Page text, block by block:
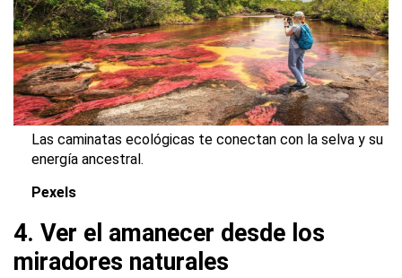
Las caminatas ecológicas te conectan con la selva y su
energía ancestral.
Pexels
4. Ver el amanecer desde los
miradores naturales